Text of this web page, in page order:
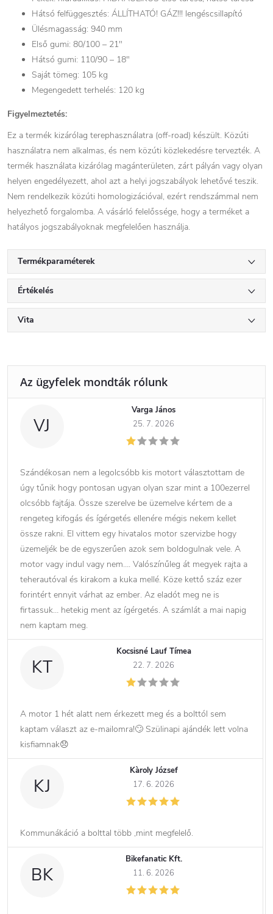
Hátsó felfüggesztés: ÁLLÍTHATÓ! GÁZ!!! lengéscsillapító
Ülésmagasság: 940 mm
Első gumi: 80/100 – 21″
Hátsó gumi: 110/90 – 18″
Saját tömeg: 105 kg
Megengedett terhelés: 120 kg
Figyelmeztetés:
Ez a termék kizárólag terephasználatra (off-road) készült. Közúti
használatra nem alkalmas, és nem közúti közlekedésre tervezték. A
termék használata kizárólag magánterületen, zárt pályán vagy olyan
helyen engedélyezett, ahol azt a helyi jogszabályok lehetővé teszik.
Nem rendelkezik közúti homologizációval, ezért rendszámmal nem
helyezhető forgalomba. A vásárló felelőssége, hogy a terméket a
hatályos jogszabályoknak megfelelően használja.
Termékparaméterek
Értékelés
Vita
VJ
Varga János
25. 7. 2026
Szándékosan nem a legolcsóbb kis motort választottam de
úgy tűnik hogy pontosan ugyan olyan szar mint a 100ezerrel
olcsóbb fajtája. Össze szerelve be üzemelve kértem de a
rengeteg kifogás és ígérgetés ellenére mégis nekem kellet
össze rakni. El vittem egy hivatalos motor szervizbe hogy
üzemeljék be de egyszerűen azok sem boldogulnak vele. A
motor vagy indul vagy nem…. Valószínűleg át megyek rajta a
teherautóval és kirakom a kuka mellé. Köze kettő száz ezer
forintért ennyit várhat az ember. Az eladót meg ne is
firtassuk… hetekig ment az ígérgetés. A számlát a mai napig
nem kaptam meg.
KT
Kocsisné Lauf Tímea
22. 7. 2026
A motor 1 hét alatt nem érkezett meg és a bolttól sem
kaptam választ az e-mailomra!🙄 Szülinapi ajándék lett volna
kisfiamnak😞
KJ
Kàroly József
17. 6. 2026
Kommunákáció a bolttal több ,mint megfelelő.
BK
Bikefanatic Kft.
11. 6. 2026